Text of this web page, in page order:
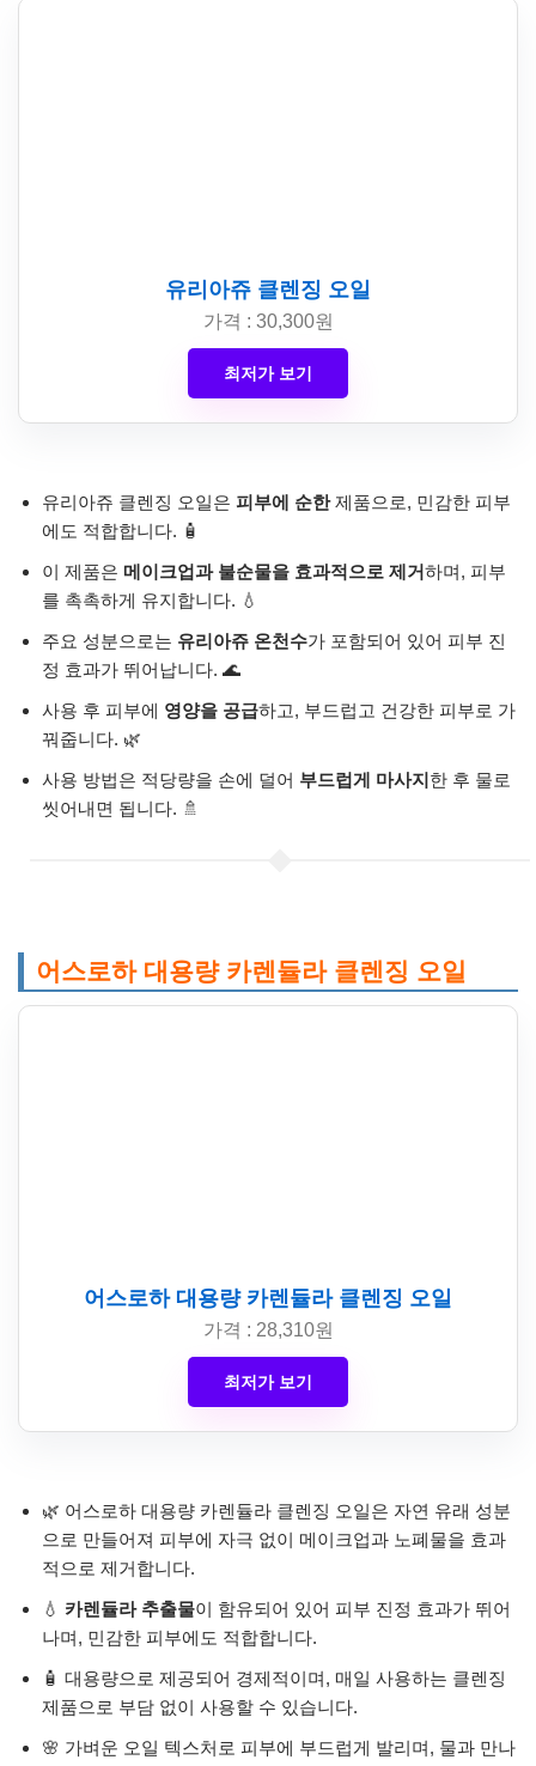
유리아쥬 클렌징 오일
가격 : 30,300원
최저가 보기
유리아쥬 클렌징 오일은 피부에 순한제품으로, 민감한 피부
에도 적합합니다. 🧴
이 제품은 메이크업과 불순물을 효과적으로 제거하며, 피부
를 촉촉하게 유지합니다. 💧
주요 성분으로는 유리아쥬 온천수가 포함되어 있어 피부 진
정 효과가 뛰어납니다. 🌊
사용 후 피부에 영양을 공급하고, 부드럽고 건강한 피부로 가
꿔줍니다. 🌿
사용 방법은 적당량을 손에 덜어 부드럽게 마사지한 후 물로
씻어내면 됩니다. 🚿
어스로하 대용량 카렌듈라 클렌징 오일
어스로하 대용량 카렌듈라 클렌징 오일
가격 : 28,310원
최저가 보기
🌿 어스로하 대용량 카렌듈라 클렌징 오일은 자연 유래 성분
으로 만들어져 피부에 자극 없이 메이크업과 노폐물을 효과
적으로 제거합니다.
💧 카렌듈라 추출물이 함유되어 있어 피부 진정 효과가 뛰어
나며, 민감한 피부에도 적합합니다.
🧴 대용량으로 제공되어 경제적이며, 매일 사용하는 클렌징
제품으로 부담 없이 사용할 수 있습니다.
🌸 가벼운 오일 텍스처로 피부에 부드럽게 발리며, 물과 만나